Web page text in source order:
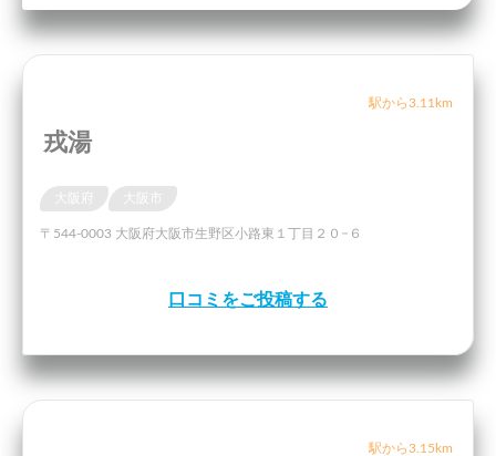
駅から3.11km
戎湯
〒544-0003 大阪府大阪市生野区小路東１丁目２０−６
口コミをご投稿する
駅から3.15km